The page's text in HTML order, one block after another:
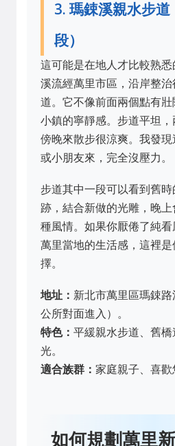
3. 瑪鋉溪親水步
段）
這可能是在地人才比較熟
溪流經萬里市區，沿岸整
道。它不像前面兩個點有
小鎮的寧靜感。步道平坦
傍晚來散步很涼爽。我發
或小朋友來，完全沒壓力。
步道其中一段可以看到舊
跡，結合新做的光雕，晚
種風情。如果你厭倦了純
萬里當地的生活感，這裡
擇。
地址： 新北市萬里區瑪鋉
公所對面進入）。
特色： 平緩親水步道、舊
光。
適合族群： 家庭親子、喜歡
如何規劃萬里